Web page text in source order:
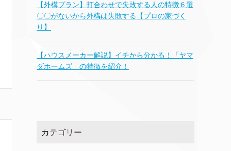
【外構プラン】打合わせで失敗する人の特徴６選
〇〇がないから外構は失敗する【プロの家づく
り】
【ハウスメーカー解説】イチから分かる！「ヤマ
ダホームズ」の特徴を紹介！
カテゴリー